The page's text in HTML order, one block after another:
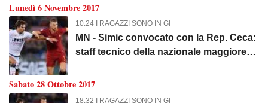
Lunedì 6 Novembre 2017
10:24 I RAGAZZI SONO IN GI
MN - Simic convocato con la Rep. Ceca:
staff tecnico della nazionale maggiore
Sabato 28 Ottobre 2017
18:32 I RAGAZZI SONO IN GI